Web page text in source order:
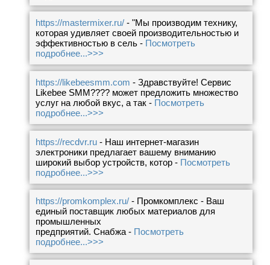
https://mastermixer.ru/ - "Мы производим технику,
которая удивляет своей производительностью и
эффективностью в сель - Посмотреть
подробнее...>>>
https://likebeesmm.com - Здравствуйте! Сервис
Likebee SMM???? может предложить множество
услуг на любой вкус, а так - Посмотреть
подробнее...>>>
https://recdvr.ru - Наш интернет-магазин
электроники предлагает вашему вниманию
широкий выбор устройств, котор - Посмотреть
подробнее...>>>
https://promkomplex.ru/ - Промкомплекс - Ваш
единый поставщик любых материалов для
промышленных
предприятий. Снабжа - Посмотреть
подробнее...>>>